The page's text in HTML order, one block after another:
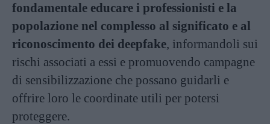
fondamentale educare i professionisti e la
popolazione nel complesso al significato e al
riconoscimento dei deepfake, informandoli sui
rischi associati a essi e promuovendo campagne
di sensibilizzazione che possano guidarli e
offrire loro le coordinate utili per potersi
proteggere.